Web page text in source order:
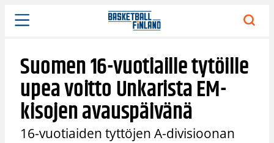
Siirry
sisältöön
Suomen 16-vuotiaille tytöille
upea voitto Unkarista EM-
kisojen avauspäivänä
16-vuotiaiden tyttöjen A-divisioonan